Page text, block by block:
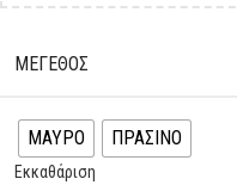
ΜΕΓΕΘΟΣ
ΜΑΥΡΟ ΠΡΑΣΙΝΟ
Εκκαθάριση